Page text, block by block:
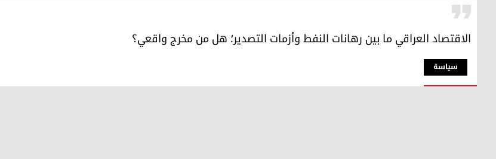
سیاسة
الاقتصاد العراقي ما بين رهانات النفط وأزمات التصدير؛ هل من مخرج واقعي؟